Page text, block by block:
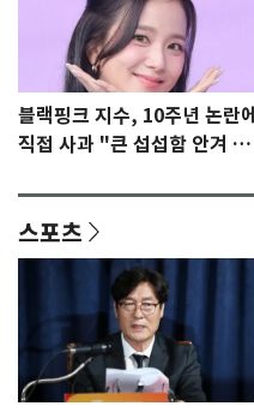
블랙핑크 지수, 10주년 논란에
직접 사과 "큰 섭섭함 안겨 미
스포츠